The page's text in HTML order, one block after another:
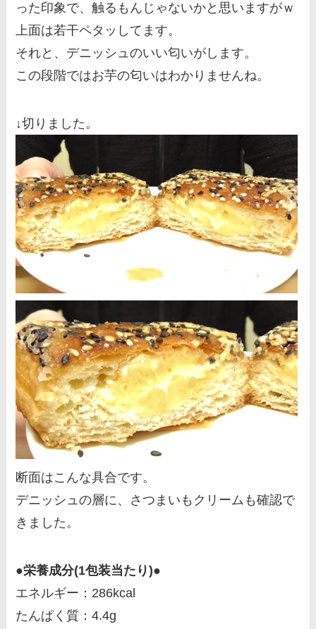
った印象で、触るもんじゃないかと思いますがｗ
上面は若干ペタッしてます。
それと、デニッシュのいい匂いがします。
この段階ではお芋の匂いはわかりませんね。
↓切りました。
断面はこんな具合です。
デニッシュの層に、さつまいもクリームも確認で
きました。
●栄養成分(1包装当たり)●
エネルギー：286kcal
たんぱく質：4.4g